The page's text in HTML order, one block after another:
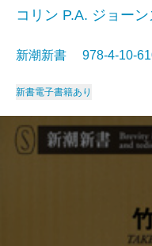
コリン P.A. ジョー
新潮新書 978-4-10-
新書電子書籍あり